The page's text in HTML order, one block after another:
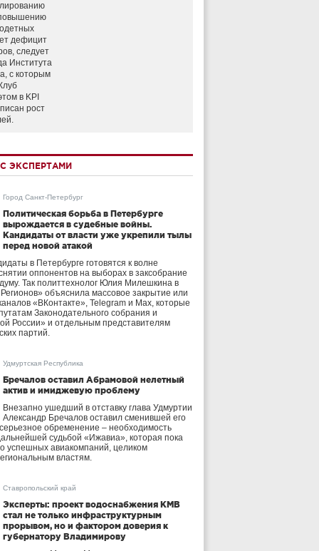
дефицит
следует
Института
с которым
в KPI
рост
ЭКСПЕРТАМИ
Город Санкт-Петербург
Политическая борьба в Петербурге
вырождается в судебные войны.
Кандидаты от власти уже укрепили тылы
перед новой атакой
в Петербурге готовятся к волне
оппонентов на выборах в заксобрание
Так политтехнолог Юлия Милешкина в
объяснила массовое закрытие или
«ВКонтакте», Telegram и Max, которые
Законодательного собрания и
России» и отдельным представителям
партий.
Удмуртская Республика
Бречалов оставил Абрамовой нелетный
актив и имиджевую проблему
Внезапно ушедший в отставку глава Удмуртии
Александр Бречалов оставил сменившей его
обременение – необходимость
судьбой «Ижавиа», которая пока
успешных авиакомпаний, целиком
властям.
Ставропольский край
Эксперты: проект водоснабжения КМВ
стал не только инфраструктурным
прорывом, но и фактором доверия к
губернатору Владимирову